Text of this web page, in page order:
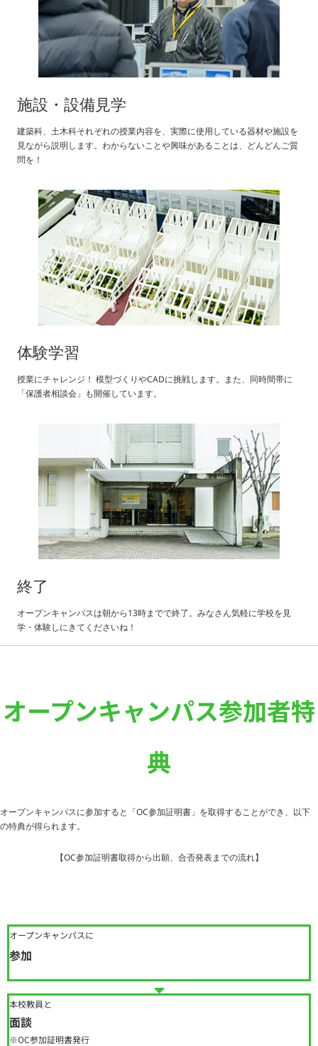
施設・設備見学
建築科、土木科それぞれの授業内容を、実際に使用している器材や施設を
見ながら説明します。わからないことや興味があることは、どんどんご質
問を！
体験学習
授業にチャレンジ！ 模型づくりやCADに挑戦します。また、同時間帯に
「保護者相談会」も開催しています。
終了
オープンキャンパスは朝から13時までで終了。みなさん気軽に学校を見
学・体験しにきてくださいね！
オープンキャンパス参加者特
典
オープンキャンパスに参加すると「OC参加証明書」を取得することができ、以下
の特典が得られます。
【OC参加証明書取得から出願、合否発表までの流れ】
オープンキャンパスに
参加
本校教員と
面談
※OC参加証明書発行